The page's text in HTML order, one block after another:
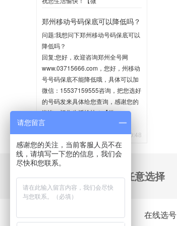
2020-06-02 10:35
郑州移动号码保底可以降低吗？
问题:我想问下郑州移动号码保底可以
降低吗？
回复:您好，欢迎咨询郑州全号网
www.03715666.com，您好，州移动
号号码保底不能降低哦，具体可以加
微信：15537159555咨询，把您选好
的号码发来具体给您查询，感谢您的
咨询，祝您生活愉快！【微
信:15537159555】
2020-05-21 10:48
千万号码 任意选择
关于我们 在线选号
请您留言
感谢您的关注，当前客服人员不在
线，请填写一下您的信息，我们会
尽快和您联系。